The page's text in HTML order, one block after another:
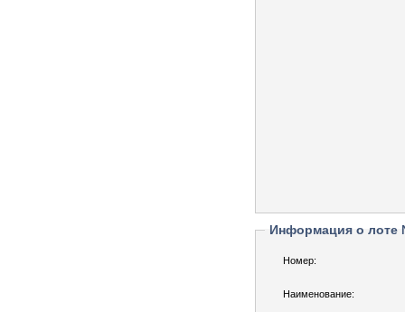
Информация о лоте
Номер:
Наименование: